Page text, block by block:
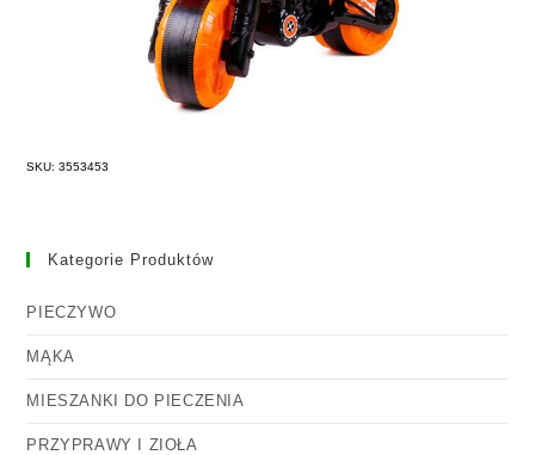
SKU: 3553453
Kategorie Produktów
PIECZYWO
MĄKA
MIESZANKI DO PIECZENIA
PRZYPRAWY I ZIOŁA